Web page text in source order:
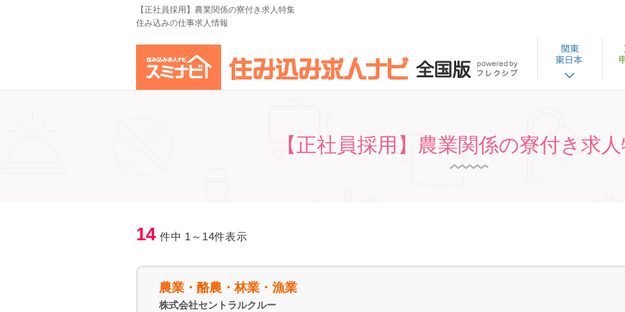
【正社員採用】農業関係の寮付き求人特集
住み込みの仕事求人情報
【正社員採用】農業関係の寮付き求
14 件中 1～14件表示
農業・酪農・林業・漁業
株式会社セントラルクルー